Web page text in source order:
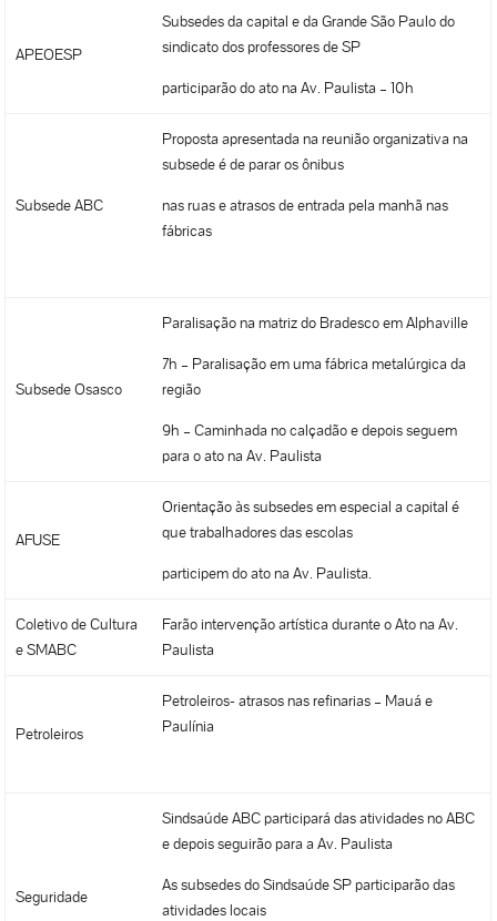
APEOESP
Subsedes da capital e da Grande São Paulo do
sindicato dos professores de SP
participarão do ato na Av. Paulista – 10h
Subsede ABC
Proposta apresentada na reunião organizativa na
subsede é de parar os ônibus
nas ruas e atrasos de entrada pela manhã nas
fábricas
Subsede Osasco
Paralisação na matriz do Bradesco em Alphaville
7h – Paralisação em uma fábrica metalúrgica da
região
9h – Caminhada no calçadão e depois seguem
para o ato na Av. Paulista
AFUSE
Orientação às subsedes em especial a capital é
que trabalhadores das escolas
participem do ato na Av. Paulista.
Coletivo de Cultura
e SMABC
Farão intervenção artística durante o Ato na Av.
Paulista
Petroleiros
Petroleiros- atrasos nas refinarias – Mauá e
Paulínia
Seguridade
Sindsaúde ABC participará das atividades no ABC
e depois seguirão para a Av. Paulista
As subsedes do Sindsaúde SP participarão das
atividades locais